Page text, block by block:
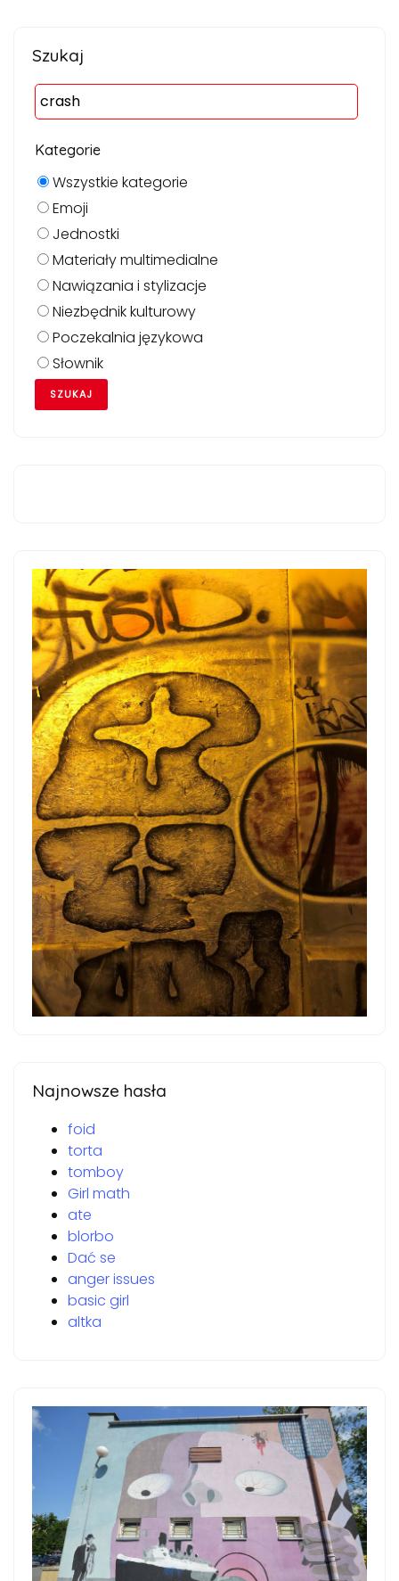
Szukaj
Kategorie
Wszystkie kategorie
Emoji
Jednostki
Materiały multimedialne
Nawiązania i stylizacje
Niezbędnik kulturowy
Poczekalnia językowa
Słownik
Najnowsze hasła
foid
torta
tomboy
Girl math
ate
blorbo
Dać se
anger issues
basic girl
altka